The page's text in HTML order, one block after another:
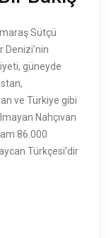
Sütçü
Denizi’nin
güneyde
ve Türkiye gibi
Nahçıvan
86.000
Türkçesi’dir